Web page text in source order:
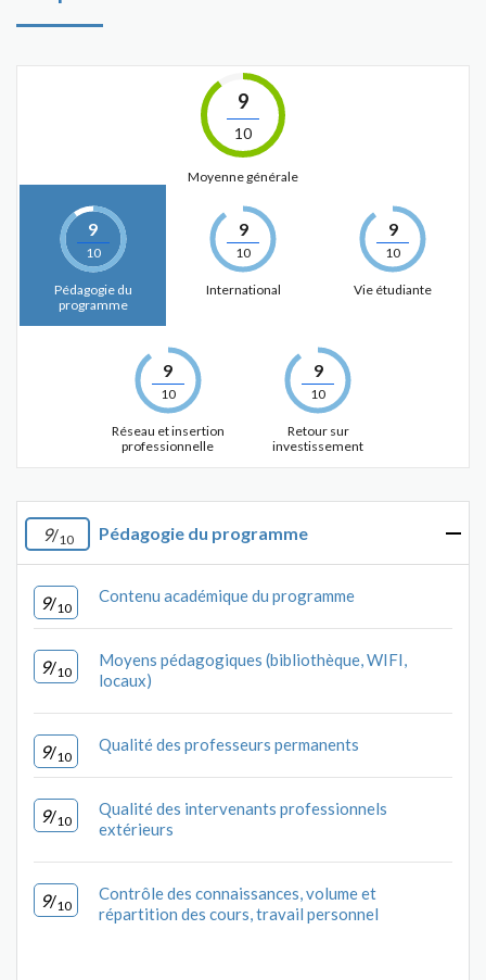
9
10
Moyenne générale
9
10
Pédagogie du
programme
9
10
International
9
10
Vie étudiante
9
10
Réseau et insertion
professionnelle
9
10
Retour sur
investissement
9/10 Pédagogie du programme
9/10
Contenu académique du programme
9/10
Moyens pédagogiques (bibliothèque, WIFI,
locaux)
9/10
Qualité des professeurs permanents
9/10
Qualité des intervenants professionnels
extérieurs
9/10
Contrôle des connaissances, volume et
répartition des cours, travail personnel